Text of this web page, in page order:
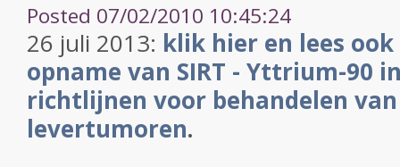
Posted 07/02/2010 10:45:24
26 juli 2013: klik hier en lees
opname van SIRT - Yttrium-90
richtlijnen voor behandelen
levertumoren.